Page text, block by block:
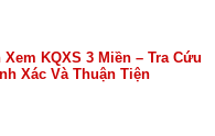
Xem KQXS 3 Miền – Tra Cứu
Xác Và Thuận Tiện